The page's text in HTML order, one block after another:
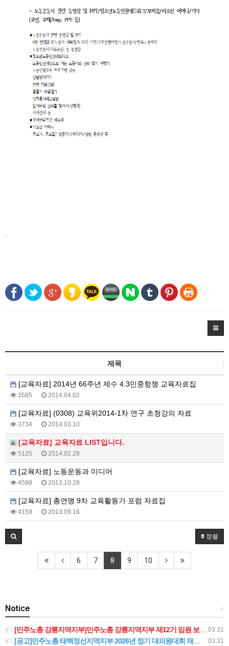
제목
[교육자료] 2014년 66주년 제수 4.3민중항쟁 교육자료집
3585 2014.04.02
[교육자료] (0308) 교육위2014-1차 연구 초청강의 자료
3734 2014.03.10
[교육자료] 교육자료 LIST입니다.
5125 2014.02.28
[교육자료] 노동운동과 미디어
4598 2013.10.28
[교육자료] 총연맹 9차 교육활동가 포럼 자료집
4159 2013.09.16
정렬
6 7 8 9 10
+
Notice
03.31
[민주노총 강릉지역지부]민주노총 강릉지역지부 제12기 임원 보궐선거결과 공고
03.31
[공고]민주노총 태백정선지역지부 2026년 정기 대의원대회 재소집 건